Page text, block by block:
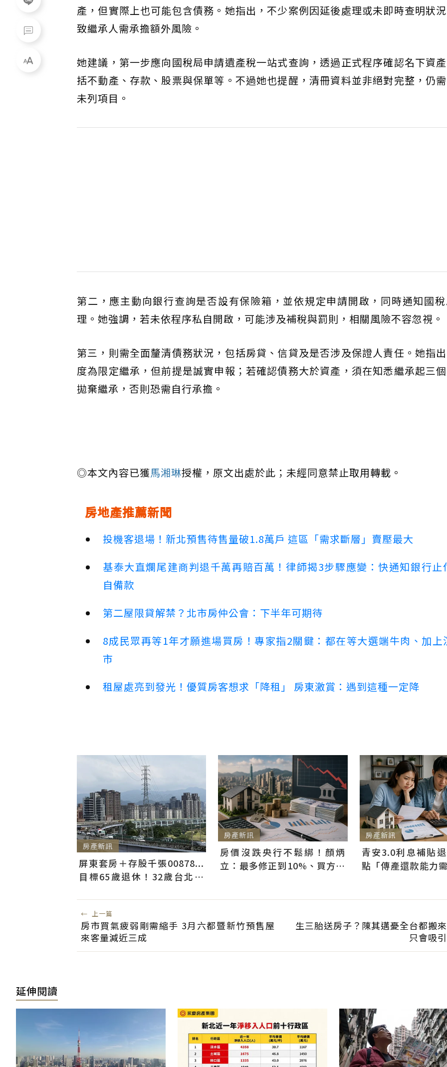
產，但實際上也可能包含債務。她指出，不少案例因延後處理或未即時查明狀
致繼承人需承擔額外風險。
她建議，第一步應向國稅局申請遺產稅一站式查詢，透過正式程序確認名下資
括不動產、存款、股票與保單等。不過她也提醒，清冊資料並非絕對完整，仍
未列項目。
第二，應主動向銀行查詢是否設有保險箱，並依規定申請開啟，同時通知國
理。她強調，若未依程序私自開啟，可能涉及補稅與罰則，相關風險不容忽視。
第三，則需全面釐清債務狀況，包括房貸、信貸及是否涉及保證人責任。她指
度為限定繼承，但前提是誠實申報；若確認債務大於資產，須在知悉繼承起三
拋棄繼承，否則恐需自行承擔。
◎本文內容已獲馬湘琳授權，原文出處於此；未經同意禁止取用轉載。
房地產推薦新聞
投機客退場！新北預售待售量破1.8萬戶 這區「需求斷層」賣壓最大
基泰大直爛尾建商判退千萬再賠百萬！律師揭3步驟應變：快通知銀行止
自備款
第二屋限貸解禁？北市房仲公會：下半年可期待
8成民眾再等1年才願進場買房！專家指2關鍵：都在等大選端牛肉、加上
市
租屋處亮到發光！優質房客想求「降租」 房東激賞：遇到這種一定降
房產新訊
屏東套房＋存股千張00878...
目標65歲退休！32歲台北人
房產新訊
房價沒跌央行不鬆綁！顏炳
立：最多修正到10%、買方仍
房產新訊
青安3.0利息補貼
點「傳產還款能力
← 上一篇
房市買氣疲弱剛需縮手 3月六都暨新竹預售屋
來客量減近三成
生三胎送房子？陳其邁憂全台都搬
只會吸
延伸閱讀